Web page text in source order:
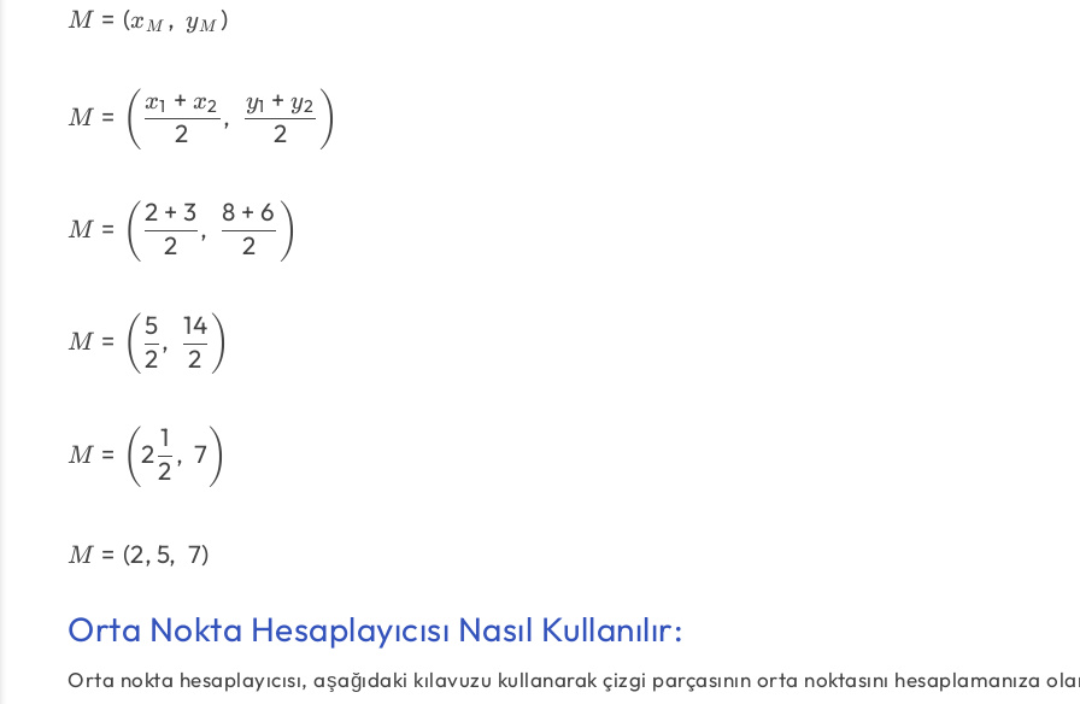
M = (xM , yM )
M = ( 2
x1 + x2 ,
2
y1 + y2 )
M = ( 2
2 + 3
,
2
8 + 6 )
M = ( 2
5
,
2
14 )
M = (2
2
1
, 7 )
M = (2,5, 7)
Orta Nokta Hesaplayıcısı Nasıl Kullanılır:
Orta nokta hesaplayıcısı, aşağıdaki kılavuzu kullanarak çizgi parçasının orta noktasını hesaplamanıza